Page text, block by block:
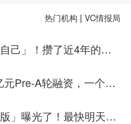
热门机构 |VC情报局
己」！攒了近4年的对
Pre-A轮融资，一个上
」曝光了！最快明天发